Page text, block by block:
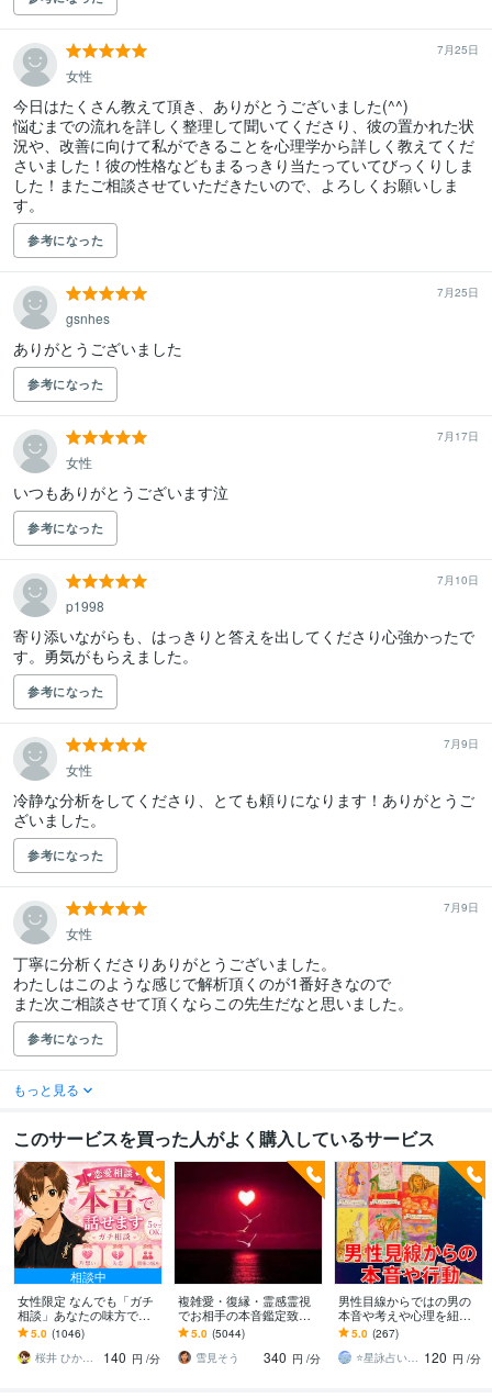
7月25日
女性
今日はたくさん教えて頂き、ありがとうございました(^^)
悩むまでの流れを詳しく整理して聞いてくださり、彼の置かれた状
況や、改善に向けて私ができることを心理学から詳しく教えてくだ
さいました！彼の性格などもまるっきり当たっていてびっくりしま
した！またご相談させていただきたいので、よろしくお願いしま
す。
参考になった
7月25日
gsnhes
ありがとうございました
参考になった
7月17日
女性
いつもありがとうございます泣
参考になった
7月10日
p1998
寄り添いながらも、はっきりと答えを出してくださり心強かったで
す。勇気がもらえました。
参考になった
7月9日
女性
冷静な分析をしてくださり、とても頼りになります！ありがとうご
ざいました。
参考になった
7月9日
女性
丁寧に分析くださりありがとうございました。
わたしはこのような感じで解析頂くのが1番好きなので
参考になった
もっと見る
このサービスを買った人がよく購入しているサービス
相談中
女性限定 なんでも「ガチ
相談」あなたの味方で話
ます 男性目線で、あなた
の恋の“答え”を言葉にしま
す。
5.0 (1046)
桜井 ひかる｜経験豊富の恋愛相談室
140 円 /分
複雑愛・復縁・霊感霊視
でお相手の本音鑑定致し
ます 降りて来た言葉をそ
のままお伝えします。
5.0 (5044)
雪見そう
340 円 /分
男性目線からではの男の
本音や考えや心理を紐解
きます 電話が無い、LINE
の返事、既読が遅い、態
度が変、将来の事等
5.0 (267)
⭐星詠占い師 心理カウンセラー⭐天音 海 120 円 /分